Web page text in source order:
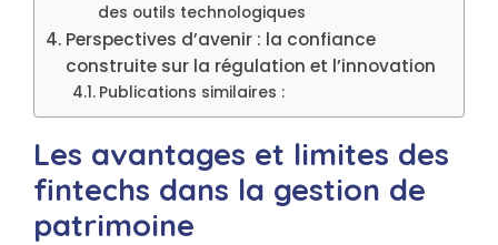
des outils technologiques
Perspectives d’avenir : la confiance
construite sur la régulation et l’innovation
Publications similaires :
Les avantages et limites des
fintechs dans la gestion de
patrimoine